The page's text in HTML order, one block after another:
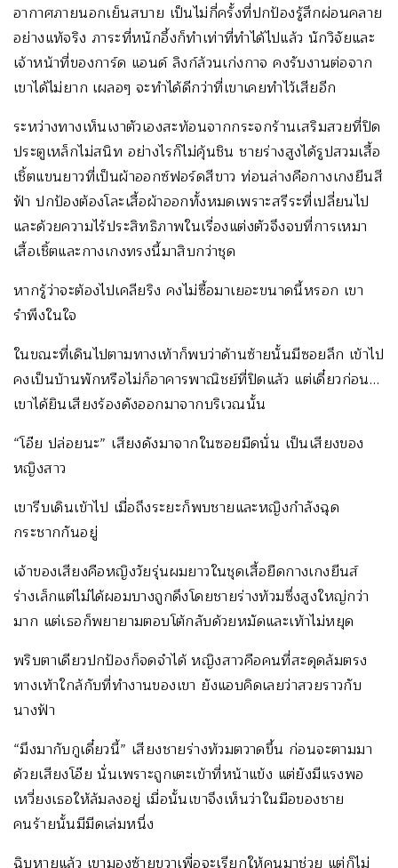
อากาศภายนอกเย็นสบาย เป็นไม่กี่ครั้งที่ปกป้องรู้สึกผ่อนคลาย
อย่างแท้จริง ภาระที่หนักอึ้งก็ทำเท่าที่ทำได้ไปแล้ว นักวิจัยและ
เจ้าหน้าที่ของการ์ด แอนด์ ลิงก์ล้วนเก่งกาจ คงรับงานต่อจาก
เขาได้ไม่ยาก เผลอๆ จะทำได้ดีกว่าที่เขาเคยทำไว้เสียอีก
ระหว่างทางเห็นเงาตัวเองสะท้อนจากกระจกร้านเสริมสวยที่ปิด
ประตูเหล็กไม่สนิท อย่างไรก็ไม่คุ้นชิน ชายร่างสูงได้รูปสวมเสื้อ
เชิ้ตแขนยาวที่เป็นผ้าออกซ์ฟอร์ดสีขาว ท่อนล่างคือกางเกงยีนสี
ฟ้า ปกป้องต้องโละเสื้อผ้าออกทั้งหมดเพราะสรีระที่เปลี่ยนไป
และด้วยความไร้ประสิทธิภาพในเรื่องแต่งตัวจึงจบที่การเหมา
เสื้อเชิ้ตและกางเกงทรงนี้มาสิบกว่าชุด
หากรู้ว่าจะต้องไปเคลียริง คงไม่ซื้อมาเยอะขนาดนี้หรอก เขา
รำพึงในใจ
ในขณะที่เดินไปตามทางเท้าก็พบว่าด้านซ้ายนั้นมีซอยลึก เข้าไป
คงเป็นบ้านพักหรือไม่ก็อาคารพาณิชย์ที่ปิดแล้ว แต่เดี๋ยวก่อน…
เขาได้ยินเสียงร้องดังออกมาจากบริเวณนั้น
“โอ๊ย ปล่อยนะ” เสียงดังมาจากในซอยมืดนั่น เป็นเสียงของ
หญิงสาว
เขารีบเดินเข้าไป เมื่อถึงระยะก็พบชายและหญิงกำลังฉุด
กระชากกันอยู่
เจ้าของเสียงคือหญิงวัยรุ่นผมยาวในชุดเสื้อยืดกางเกงยีนส์
ร่างเล็กแต่ไม่ได้ผอมบางถูกดึงโดยชายร่างท้วมซึ่งสูงใหญ่กว่า
มาก แต่เธอก็พยายามตอบโต้กลับด้วยหมัดและเท้าไม่หยุด
พริบตาเดียวปกป้องก็จดจำได้ หญิงสาวคือคนที่สะดุดล้มตรง
ทางเท้าใกล้กับที่ทำงานของเขา ยังแอบคิดเลยว่าสวยราวกับ
นางฟ้า
“มึงมากับกูเดี๋ยวนี้” เสียงชายร่างท้วมตวาดขึ้น ก่อนจะตามมา
ด้วยเสียงโอ๊ย นั่นเพราะถูกเตะเข้าที่หน้าแข้ง แต่ยังมีแรงพอ
เหวี่ยงเธอให้ล้มลงอยู่ เมื่อนั้นเขาจึงเห็นว่าในมือของชาย
คนร้ายนั้นมีมีดเล่มหนึ่ง
ฉิบหายแล้ว เขามองซ้ายขวาเพื่อจะเรียกให้คนมาช่วย แต่ก็ไม่